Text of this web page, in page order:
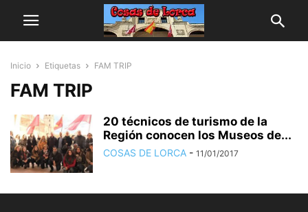
Inicio Etiquetas FAM TRIP
FAM TRIP
20 técnicos de turismo de la
Región conocen los Museos de...
COSAS DE LORCA - 11/01/2017